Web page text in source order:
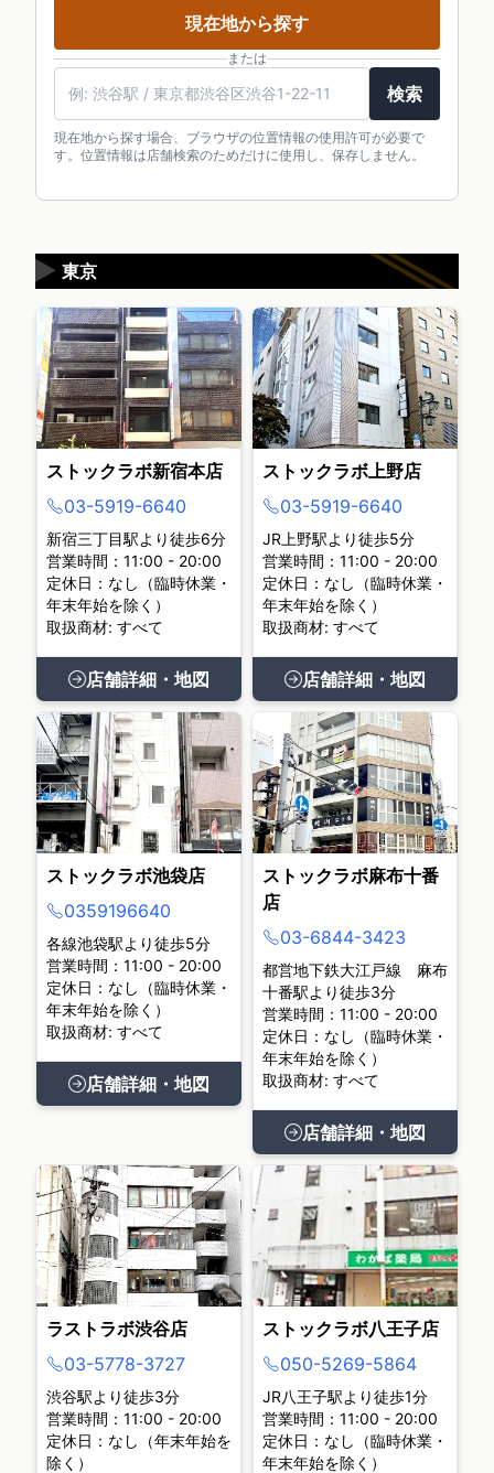
現在地から探す
または
検索
現在地から探す場合、ブラウザの位置情報の使用許可が必要で
す。位置情報は店舗検索のためだけに使用し、保存しません。
東京
▶
ストックラボ新宿本店
03-5919-6640
新宿三丁目駅より徒歩6分
営業時間：11:00 - 20:00
定休日：なし（臨時休業・
年末年始を除く）
取扱商材: すべて
店舗詳細・地図
ストックラボ上野店
03-5919-6640
JR上野駅より徒歩5分
営業時間：11:00 - 20:00
定休日：なし（臨時休業・
年末年始を除く）
取扱商材: すべて
店舗詳細・地図
ストックラボ池袋店
0359196640
各線池袋駅より徒歩5分
営業時間：11:00 - 20:00
定休日：なし（臨時休業・
年末年始を除く）
取扱商材: すべて
店舗詳細・地図
ストックラボ麻布十番
店
03-6844-3423
都営地下鉄大江戸線 麻布
十番駅より徒歩3分
営業時間：11:00 - 20:00
定休日：なし（臨時休業・
年末年始を除く）
取扱商材: すべて
店舗詳細・地図
ラストラボ渋谷店
03-5778-3727
渋谷駅より徒歩3分
営業時間：11:00 - 20:00
定休日：なし（年末年始を
除く）
ストックラボ八王子店
050-5269-5864
JR八王子駅より徒歩1分
営業時間：11:00 - 20:00
定休日：なし（臨時休業・
年末年始を除く）